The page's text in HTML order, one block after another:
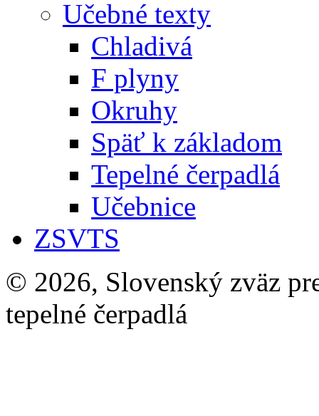
Učebné texty
Chladivá
F plyny
Okruhy
Späť k základom
Tepelné čerpadlá
Učebnice
ZSVTS
© 2026, Slovenský zväz
tepelné čerpadlá